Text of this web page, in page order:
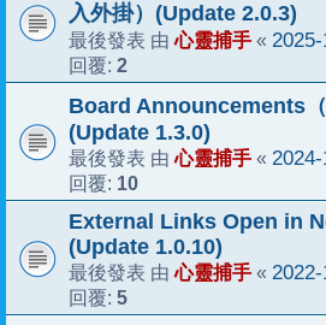
入外掛）(Update 2.0.3)
最後發表 由心靈捕手 «
回覆: 2
Board Announcements（
(Update 1.3.0)
最後發表 由心靈捕手 «
回覆: 10
External Links Open in
(Update 1.0.10)
最後發表 由心靈捕手 «
回覆: 5